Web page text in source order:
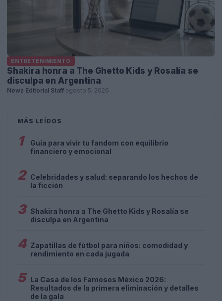
ENTRETENIMIENTO
Shakira honra a The Ghetto Kids y Rosalía se
disculpa en Argentina
Newz Editorial Staff agosto 5, 2026
MÁS LEÍDOS
1
Guía para vivir tu fandom con equilibrio
financiero y emocional
2 Celebridades y salud: separando los hechos de
la ficción
3 Shakira honra a The Ghetto Kids y Rosalía se
disculpa en Argentina
4 Zapatillas de fútbol para niños: comodidad y
rendimiento en cada jugada
5 La Casa de los Famosos México 2026:
Resultados de la primera eliminación y detalles
de la gala